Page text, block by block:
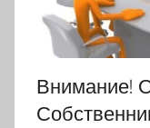
Внимание!